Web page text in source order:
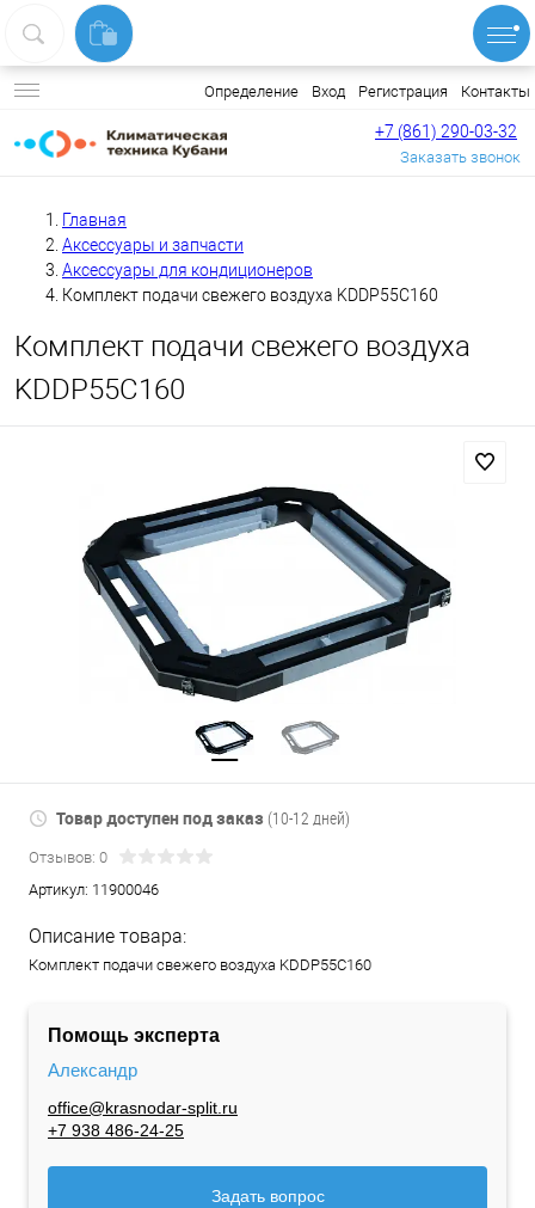
Определение Вход Регистрация Контакты
+7 (861) 290-03-32
Заказать звонок
Главная
Аксессуары и запчасти
Аксессуары для кондиционеров
Комплект подачи свежего воздуха KDDP55C160
Комплект подачи свежего воздуха
KDDP55C160
Товар доступен под заказ (10-12 дней)
Отзывов: 0
Артикул: 11900046
Описание товара:
Комплект подачи свежего воздуха KDDP55C160
Помощь эксперта
Александр
office@krasnodar-split.ru
+7 938 486-24-25
Задать вопрос